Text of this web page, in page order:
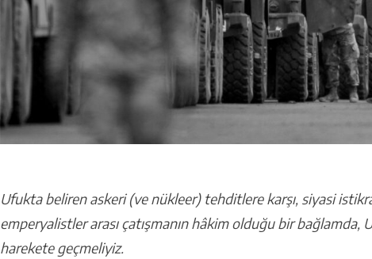
Ufukta beliren askeri (ve nükleer) tehditlere karşı, siyasi
emperyalistler arası çatışmanın hâkim olduğu bir bağlamda,
harekete geçmeliyiz.